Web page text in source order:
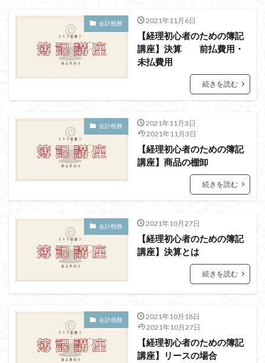
会計税務 2021年11月6日
【経理初心者のための簿記
講座】決算 前払費用・
未払費用
続きを読む
会計税務
2021年11月3日
2021年11月3日
【経理初心者のための簿記
講座】商品の棚卸
続きを読む
会計税務 2021年10月27日
【経理初心者のための簿記
講座】決算とは
続きを読む
会計税務
2021年10月18日
2021年10月27日
【経理初心者のための簿記
講座】リースの場合